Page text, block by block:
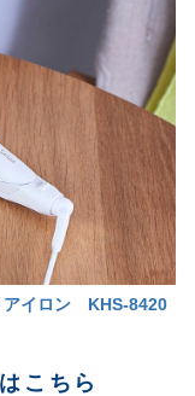
アイロン KHS-8420
こちら